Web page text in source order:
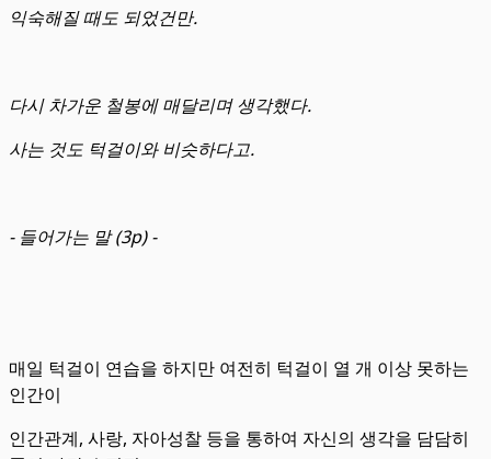
익숙해질 때도 되었건만.
다시 차가운 철봉에 매달리며 생각했다.
사는 것도 턱걸이와 비슷하다고.
- 들어가는 말 (3p) -
매일 턱걸이 연습을 하지만 여전히 턱걸이 열 개 이상 못하는
인간이
인간관계, 사랑, 자아성찰 등을 통하여 자신의 생각을 담담히